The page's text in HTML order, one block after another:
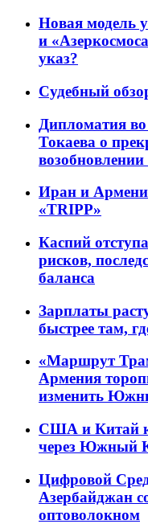
Новая модель
и
указ?
Судебный
Дипломатия
Токаева о
возобновлении
Иран и
«TRIPP»
Каспий
рисков,
баланса
Зарплаты
быстрее там,
«Маршрут
Армения
изменить
США и Китай
через Южный
Цифровой
Азербайджан
оптоволокном